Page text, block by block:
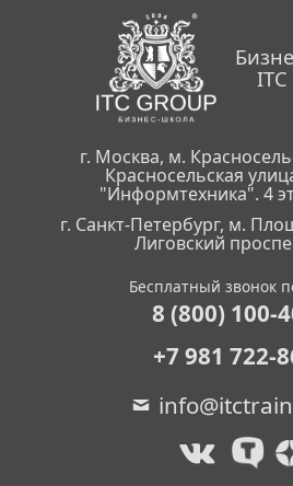
г. Москва, м.
Красносельская
"Информтехника". 4
г. Санкт-Петербург, м.
Лиговский
Бесплатный звонок
8 (800) 100-
+7 981 722-